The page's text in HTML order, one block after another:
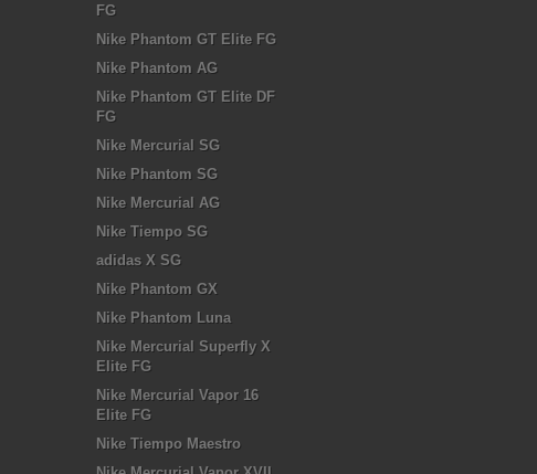
FG
Nike Phantom GT Elite FG
Nike Phantom AG
Nike Phantom GT Elite DF
FG
Nike Mercurial SG
Nike Phantom SG
Nike Mercurial AG
Nike Tiempo SG
adidas X SG
Nike Phantom GX
Nike Phantom Luna
Nike Mercurial Superfly X
Elite FG
Nike Mercurial Vapor 16
Elite FG
Nike Tiempo Maestro